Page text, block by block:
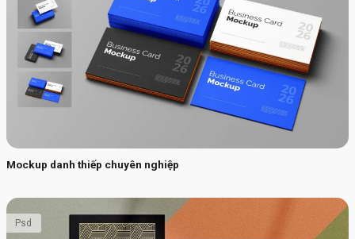
Mockup danh thiếp chuyên nghiệp
Psd